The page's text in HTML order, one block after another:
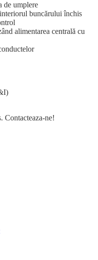
de umplere
buncărului închis
alimentarea centrală cu
Contacteaza-ne!